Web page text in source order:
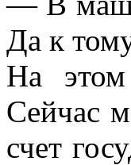
Да к
На этом
Сейчас
счет